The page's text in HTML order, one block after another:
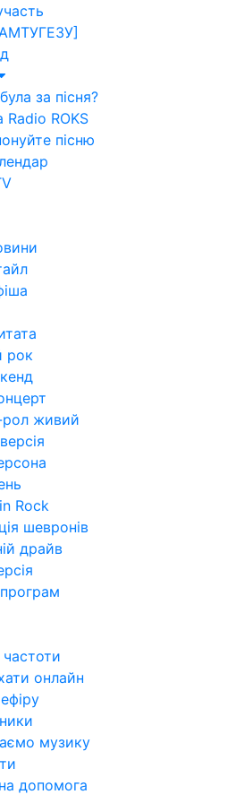
за пісня?
Radio ROKS
пісню
рок
живий
Rock
шевронів
драйв
частоти
онлайн
музику
допомога